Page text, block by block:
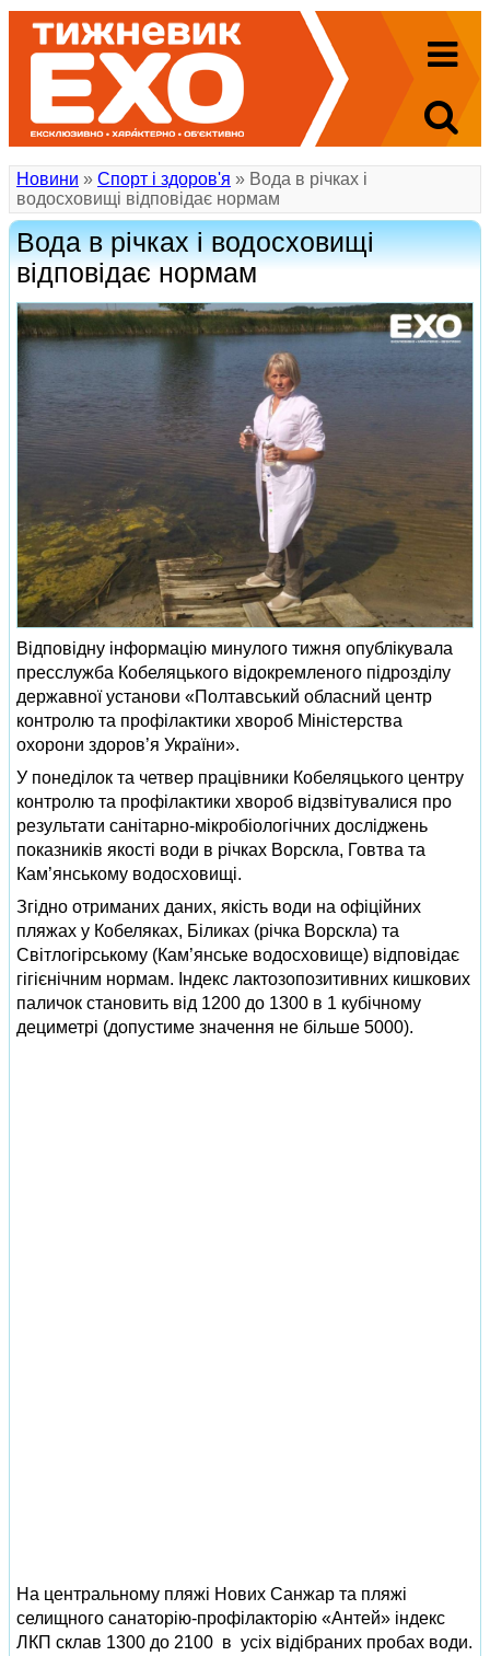
Новини » Спорт і здоров'я » Вода в річках і
водосховищі відповідає нормам
Вода в річках і водосховищі
відповідає нормам
Відповідну інформацію минулого тижня опублікувала
пресслужба Кобеляцького відокремленого підрозділу
державної установи «Полтавський обласний центр
контролю та профілактики хвороб Міністерства
охорони здоров’я України».
У понеділок та четвер працівники Кобеляцького центру
контролю та профілактики хвороб відзвітувалися про
результати санітарно-мікробіологічних досліджень
показників якості води в річках Ворскла, Говтва та
Кам’янському водосховищі.
Згідно отриманих даних, якість води на офіційних
пляжах у Кобеляках, Біликах (річка Ворскла) та
Світлогірському (Кам’янське водосховище) відповідає
гігієнічним нормам. Індекс лактозопозитивних кишкових
паличок становить від 1200 до 1300 в 1 кубічному
дециметрі (допустиме значення не більше 5000).
На центральному пляжі Нових Санжар та пляжі
селищного санаторію-профілакторію «Антей» індекс
ЛКП склав 1300 до 2100 в усіх відібраних пробах води.